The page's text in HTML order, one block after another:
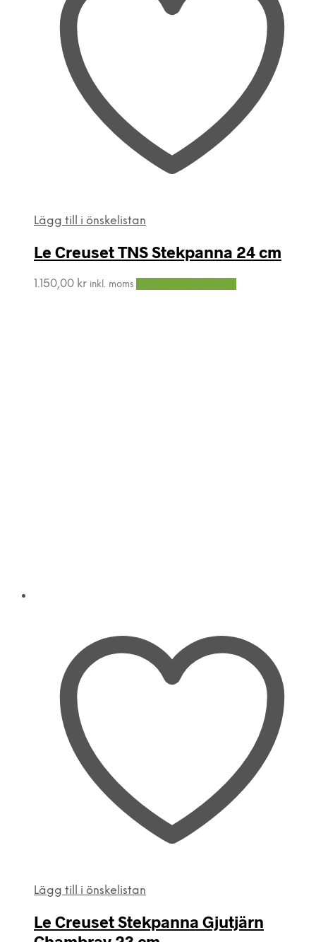
Lägg till i önskelistan
Le Creuset TNS Stekpanna 24 cm
1.150,00 kr inkl. moms
Lägg till i önskelistan
Le Creuset Stekpanna Gjutjärn